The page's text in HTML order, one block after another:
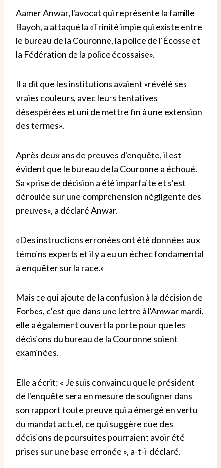
Aamer Anwar, l'avocat qui représente la famille
Bayoh, a attaqué la «Trinité impie qui existe entre
le bureau de la Couronne, la police de l'Écosse et
la Fédération de la police écossaise».
Il a dit que les institutions avaient «révélé ses
vraies couleurs, avec leurs tentatives
désespérées et uni de mettre fin à une extension
des termes».
Après deux ans de preuves d'enquête, il est
évident que le bureau de la Couronne a échoué.
Sa «prise de décision a été imparfaite et s'est
déroulée sur une compréhension négligente des
preuves», a déclaré Anwar.
«Des instructions erronées ont été données aux
témoins experts et il y a eu un échec fondamental
à enquêter sur la race.»
Mais ce qui ajoute de la confusion à la décision de
Forbes, c'est que dans une lettre à l'Amwar mardi,
elle a également ouvert la porte pour que les
décisions du bureau de la Couronne soient
examinées.
Elle a écrit: « Je suis convaincu que le président
de l'enquête sera en mesure de souligner dans
son rapport toute preuve qui a émergé en vertu
du mandat actuel, ce qui suggère que des
décisions de poursuites pourraient avoir été
prises sur une base erronée », a-t-il déclaré.